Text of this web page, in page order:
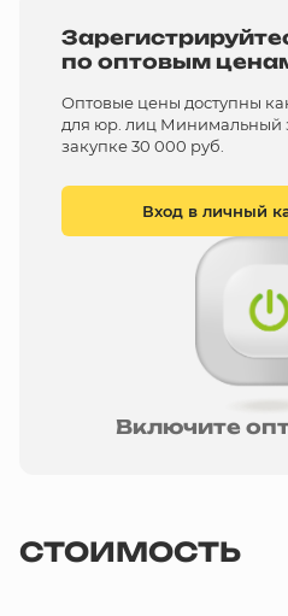
по оптовым
Оптовые цены доступны
для юр. лиц Минимальный
закупке 30 000 руб.
Вход в личный
Включите
СТОИМОСТЬ